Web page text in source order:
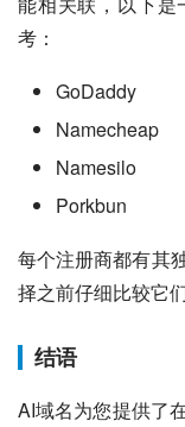
考：
GoDaddy
Namecheap
Namesilo
Porkbun
每个注册商都有其
择之前仔细比较它
结语
AI域名为您提供了